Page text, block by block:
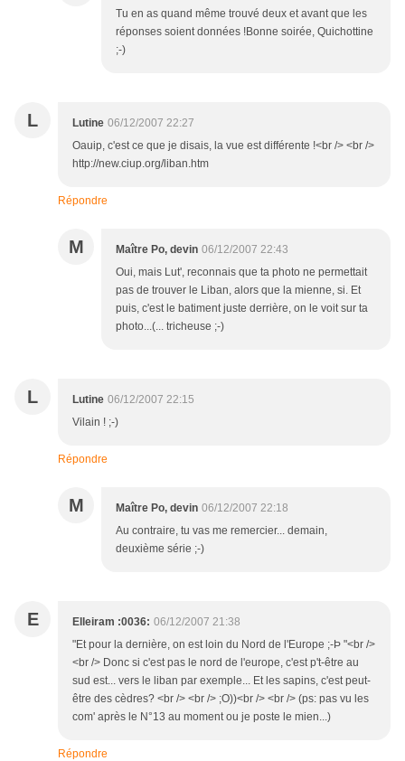
Tu en as quand même trouvé deux et avant que les
réponses soient données !Bonne soirée, Quichottine
;-)
L Lutine 06/12/2007 22:27
Oauip, c'est ce que je disais, la vue est différente !<br /> <br />
http://new.ciup.org/liban.htm
Répondre
M Maître Po, devin 06/12/2007 22:43
Oui, mais Lut', reconnais que ta photo ne permettait
pas de trouver le Liban, alors que la mienne, si. Et
puis, c'est le batiment juste derrière, on le voit sur ta
photo...(... tricheuse ;-)
L Lutine 06/12/2007 22:15
Vilain ! ;-)
Répondre
M Maître Po, devin 06/12/2007 22:18
Au contraire, tu vas me remercier... demain,
deuxième série ;-)
E Elleiram :0036: 06/12/2007 21:38
"Et pour la dernière, on est loin du Nord de l'Europe ;-Þ "<br />
<br /> Donc si c'est pas le nord de l'europe, c'est p't-être au
sud est... vers le liban par exemple... Et les sapins, c'est peut-
être des cèdres? <br /> <br /> ;O))<br /> <br /> (ps: pas vu les
com' après le N°13 au moment ou je poste le mien...)
Répondre